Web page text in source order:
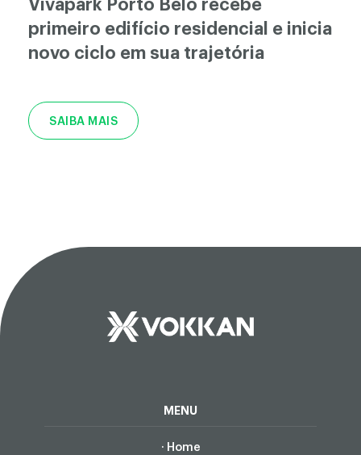
Vivapark Porto Belo recebe
primeiro edifício residencial e inicia
novo ciclo em sua trajetória
SAIBA MAIS
MENU
· Home